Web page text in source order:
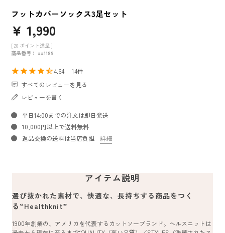
フットカバーソックス3足セット
¥ 1,990
[ 20 ポイント進呈 ]
商品番号
aa1189
4.64
14
すべてのレビューを見る
レビューを書く
平日14:00までの注文は即日発送
10,000円以上で送料無料
返品交換の送料は当店負担
詳細
アイテム説明
選び抜かれた素材で、快適な、長持ちする商品をつく
る“Healthknit”
1900年創業の、アメリカを代表するカットソーブランド。ヘルスニットは